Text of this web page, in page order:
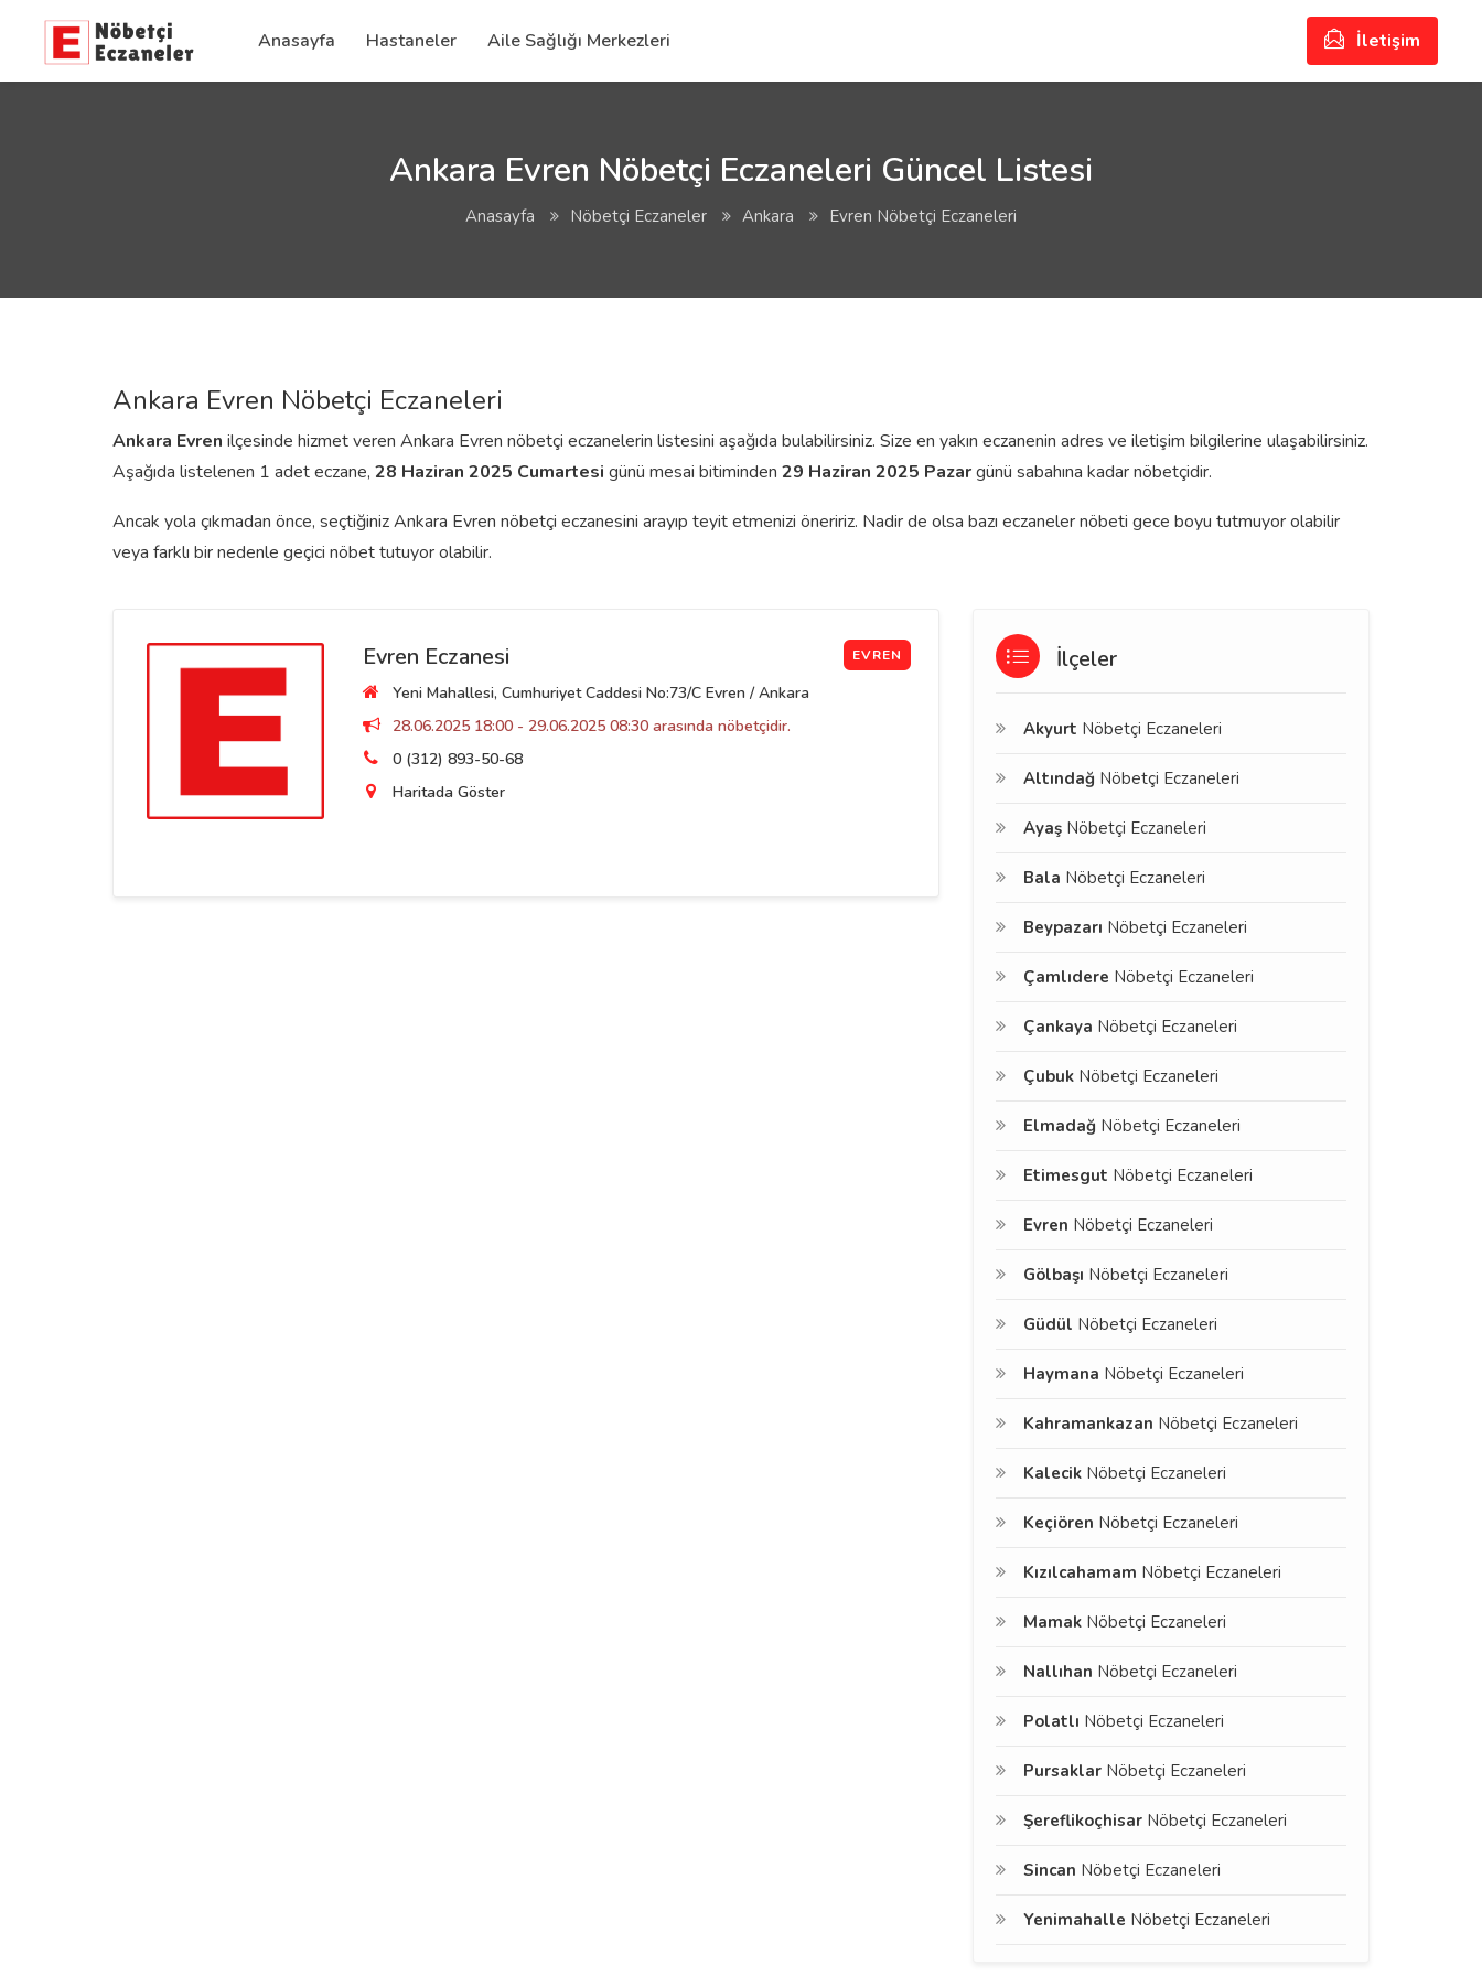
Anasayfa Hastaneler Aile Sağlığı Merkezleri İletişim
Ankara Evren Nöbetçi Eczaneleri Güncel Listesi
Anasayfa Nöbetçi Eczaneler Ankara Evren Nöbetçi Eczaneleri
Ankara Evren Nöbetçi Eczaneleri
Ankara Evren ilçesinde hizmet veren Ankara Evren nöbetçi eczanelerin listesini aşağıda bulabilirsiniz. Size en yakın eczanenin adres ve iletişim bilgilerine ulaşabilirsiniz.
Aşağıda listelenen 1 adet eczane, 28 Haziran 2025 Cumartesi günü mesai bitiminden 29 Haziran 2025 Pazargünü sabahına kadar nöbetçidir.
Ancak yola çıkmadan önce, seçtiğiniz Ankara Evren nöbetçi eczanesini arayıp teyit etmenizi öneririz. Nadir de olsa bazı eczaneler nöbeti gece boyu tutmuyor olabilir
veya farklı bir nedenle geçici nöbet tutuyor olabilir.
Evren Eczanesi EVREN
Yeni Mahallesi, Cumhuriyet Caddesi No:73/C Evren / Ankara
28.06.2025 18:00 - 29.06.2025 08:30 arasında nöbetçidir.
0 (312) 893-50-68
Haritada Göster
İlçeler
Akyurt Nöbetçi Eczaneleri
Altındağ Nöbetçi Eczaneleri
Ayaş Nöbetçi Eczaneleri
Bala Nöbetçi Eczaneleri
Beypazarı Nöbetçi Eczaneleri
Çamlıdere Nöbetçi Eczaneleri
Çankaya Nöbetçi Eczaneleri
Çubuk Nöbetçi Eczaneleri
Elmadağ Nöbetçi Eczaneleri
Etimesgut Nöbetçi Eczaneleri
Evren Nöbetçi Eczaneleri
Gölbaşı Nöbetçi Eczaneleri
Güdül Nöbetçi Eczaneleri
Haymana Nöbetçi Eczaneleri
Kahramankazan Nöbetçi Eczaneleri
Kalecik Nöbetçi Eczaneleri
Keçiören Nöbetçi Eczaneleri
Kızılcahamam Nöbetçi Eczaneleri
Mamak Nöbetçi Eczaneleri
Nallıhan Nöbetçi Eczaneleri
Polatlı Nöbetçi Eczaneleri
Pursaklar Nöbetçi Eczaneleri
Şereflikoçhisar Nöbetçi Eczaneleri
Sincan Nöbetçi Eczaneleri
Yenimahalle Nöbetçi Eczaneleri